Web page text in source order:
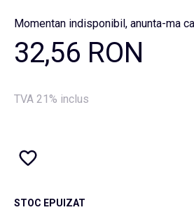
Momentan indisponibil, anunta-ma
32,56 RON
TVA 21% inclus
STOC EPUIZAT